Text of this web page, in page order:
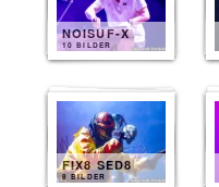
NOISUF-X
10 BILDER
FIX8 SED8
8 BILDER